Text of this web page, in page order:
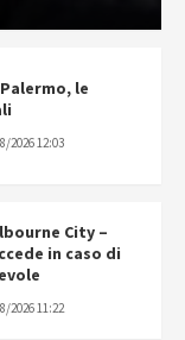
le
2026 12:03
City –
in caso di
2026 11:22